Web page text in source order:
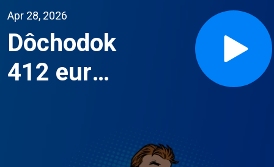
Apr 28, 2026
Dôchodok
412 eur